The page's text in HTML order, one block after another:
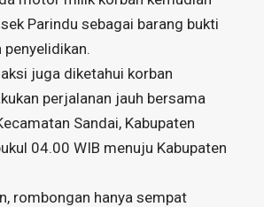
Parindu sebagai barang bukti
juga diketahui korban
perjalanan jauh bersama
Sandai, Kabupaten
04.00 WIB menuju Kabupaten
rombongan hanya sempat